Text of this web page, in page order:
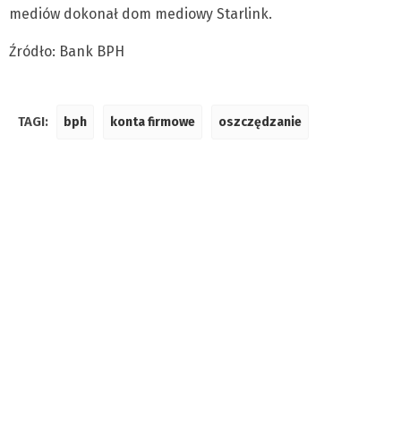
mediów dokonał dom mediowy Starlink.
Źródło: Bank BPH
TAGI: bph konta firmowe oszczędzanie